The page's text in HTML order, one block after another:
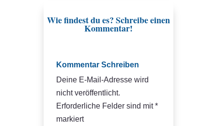
Wie findest du es? Schreibe einen
Kommentar!
Kommentar Schreiben
Deine E-Mail-Adresse wird
nicht veröffentlicht.
Erforderliche Felder sind mit*
markiert